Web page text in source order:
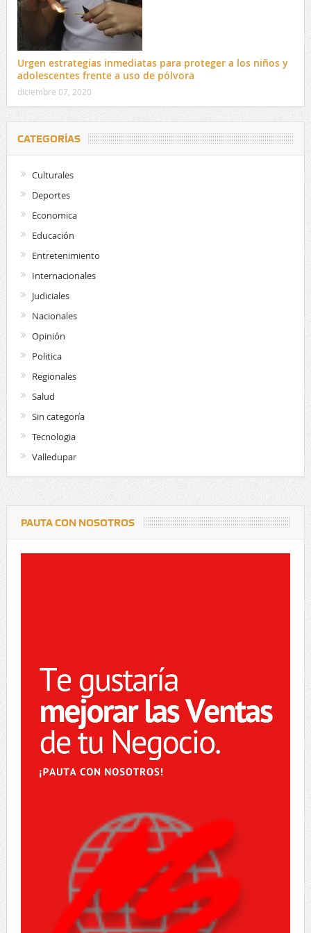
Urgen estrategias inmediatas para proteger a los niños y
adolescentes frente a uso de pólvora
diciembre 07, 2020
CATEGORÍAS
Culturales
Deportes
Economica
Educación
Entretenimiento
Internacionales
Judiciales
Nacionales
Opinión
Politica
Regionales
Salud
Sin categoría
Tecnologia
Valledupar
PAUTA CON NOSOTROS